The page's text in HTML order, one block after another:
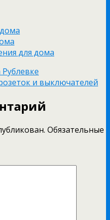
для дома
и выключателей
Обязательные